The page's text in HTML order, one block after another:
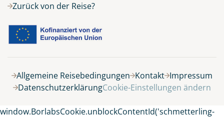
15 Tage
Belegung
Zurück von der Reise?
Allgemeine Reisebedingungen Kontakt Impressum
DatenschutzerklärungCookie-Einstellungen ändern
window.BorlabsCookie.unblockContentId('schmetterling-